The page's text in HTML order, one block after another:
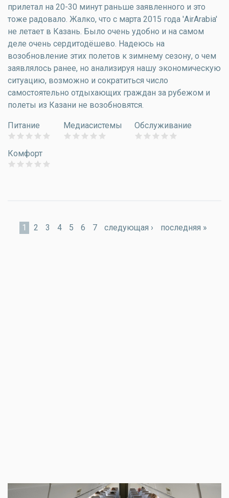
прилетал на 20-30 минут раньше заявленного и это
тоже радовало. Жалко, что с марта 2015 года 'AirArabia'
не летает в Казань. Было очень удобно и на самом
деле очень сердитодёшево. Надеюсь на
возобновление этих полетов к зимнему сезону, о чем
заявлялось ранее, но анализируя нашу экономическую
ситуацию, возможно и сократиться число
самостоятельно отдыхающих граждан за рубежом и
полеты из Казани не возобновятся.
Питание Медиасистемы Обслуживание
Комфорт
1 2 3 4 5 6 7 следующая › последняя »